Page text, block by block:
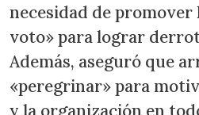
necesidad de promover
voto» para lograr
Además, aseguró que
«peregrinar» para
y la organización en